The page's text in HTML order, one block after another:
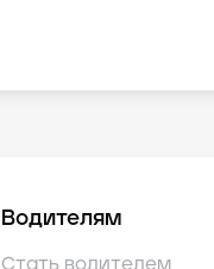
Водителям
Стать водителем